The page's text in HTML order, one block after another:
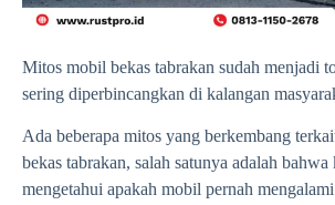
Mitos mobil bekas tabrakan sudah menjadi
sering diperbincangkan di kalangan
Ada beberapa mitos yang berkembang
bekas tabrakan, salah satunya adalah bahwa
mengetahui apakah mobil pernah